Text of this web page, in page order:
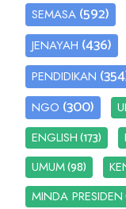
SEMASA (592)
JENAYAH (436)
PENDIDIKAN
NGO (300)
ENGLISH(173)
UMUM(98)
MINDA PRESIDEN